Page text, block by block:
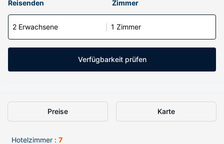
Reisenden Zimmer
2 Erwachsene 1 Zimmer
Verfügbarkeit prüfen
Preise Karte
Hotelzimmer : 7